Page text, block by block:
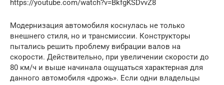
https://youtube.com/watch?v=BkfgKSDvvZ8
Модернизация автомобиля коснулась не только
внешнего стиля, но и трансмиссии. Конструкторы
пытались решить проблему вибрации валов на
скорости. Действительно, при увеличении скорости до
80 км/ч и выше начинала ощущаться характерная для
данного автомобиля «дрожь». Если одни владельцы